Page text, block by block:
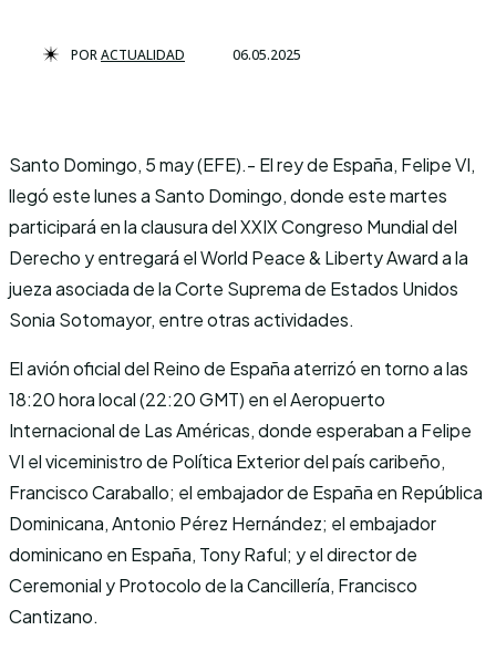
PORACTUALIDAD 06.05.2025
Santo Domingo, 5 may (EFE).- El rey de España, Felipe VI,
llegó este lunes a Santo Domingo, donde este martes
participará en la clausura del XXIX Congreso Mundial del
Derecho y entregará el World Peace & Liberty Award a la
jueza asociada de la Corte Suprema de Estados Unidos
Sonia Sotomayor, entre otras actividades.
El avión oficial del Reino de España aterrizó en torno a las
18:20 hora local (22:20 GMT) en el Aeropuerto
Internacional de Las Américas, donde esperaban a Felipe
VI el viceministro de Política Exterior del país caribeño,
Francisco Caraballo; el embajador de España en República
Dominicana, Antonio Pérez Hernández; el embajador
dominicano en España, Tony Raful; y el director de
Ceremonial y Protocolo de la Cancillería, Francisco
Cantizano.